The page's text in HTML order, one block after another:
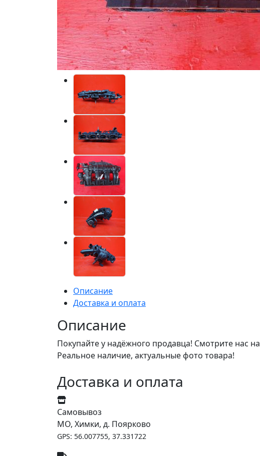
Описание
Доставка и оплата
Описание
Покупайте у надёжного продавца! Смотрите нас на
Реальное наличие, актуальные фото товара!
Доставка и оплата
Самовывоз
МО, Химки, д. Поярково
GPS: 56.007755, 37.331722